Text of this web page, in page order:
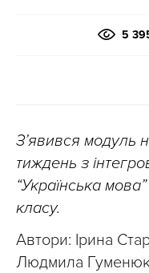
5
З’явився модуль
тиждень з
“Українська
класу.
Автори: Ірина
Людмила